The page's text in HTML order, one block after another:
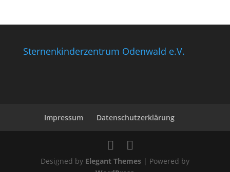
Sternenkinderzentrum Odenwald e.V.
Impressum Datenschutzerklärung
Designed by Elegant Themes| Powered by